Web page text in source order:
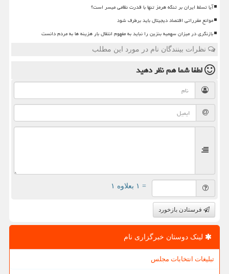
آیا تسلط ایران بر تنگه هرمز تنها با قدرت نظامی میسر است؟
موانع مقرراتی اقتصاد دیجیتال باید برطرف شود
بازنگری در میزان سهمیه بنزین را نباید به مفهوم انتقال بار هزینه ها به مردم دانست
نظرات بینندگان نام در مورد این مطلب
لطفا شما همنظر دهید
= ۱ بعلاوه ۱
فرستادن بازخورد
لینک دوستان خبرگزاری نام
تبلیغات انتخابات مجلس